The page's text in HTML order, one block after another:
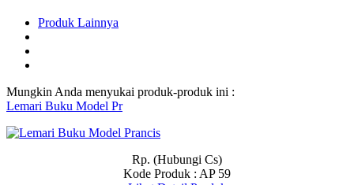
Produk Lainnya
Mungkin Anda menyukai produk-produk ini :
Lemari Buku Model Pr
Rp. (Hubungi Cs)
Kode Produk : AP 59